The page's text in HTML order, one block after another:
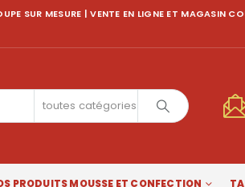
SUR MESURE | VENTE EN LIGNE ET MAGASIN
toutes catégories
PRODUITS MOUSSE ET CONFECTION